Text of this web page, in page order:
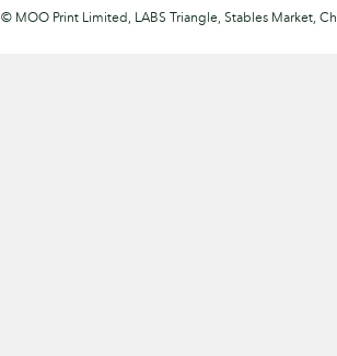
© MOO Print Limited, LABS Triangle, Stables Market,